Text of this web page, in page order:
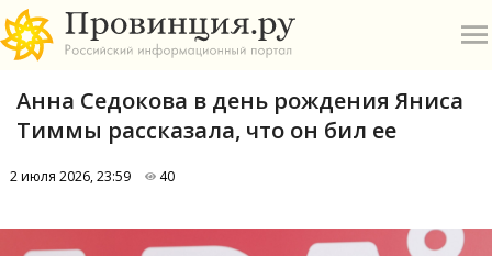
О
Анна Седокова в день рождения Яниса
Тиммы рассказала, что он бил ее
2 июля 2026, 23:59 40